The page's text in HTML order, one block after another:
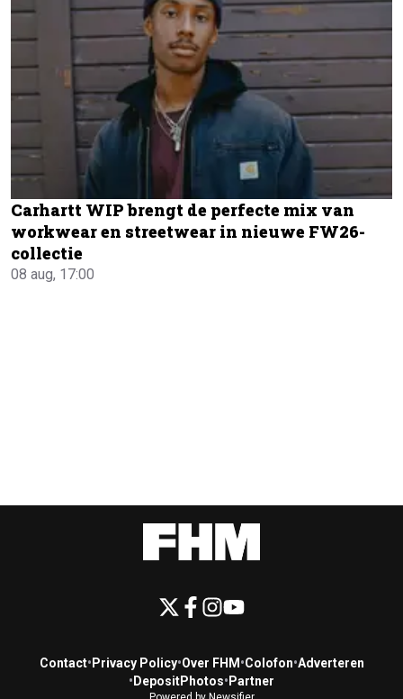
Carhartt WIP brengt de perfecte mix van
workwear en streetwear in nieuwe FW26-
collectie
08 aug, 17:00
Contact• Privacy Policy•Over FHM •Colofon•Adverteren
• DepositPhotos• Partner